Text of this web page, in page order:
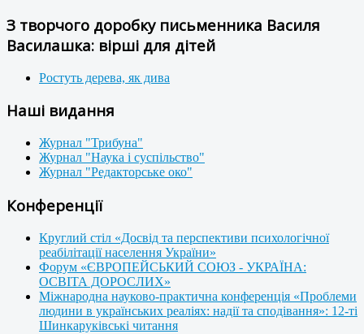
З творчого доробку письменника Василя
Василашка: вірші для дітей
Ростуть дерева, як дива
Наші видання
Журнал "Трибуна"
Журнал "Наука і суспільство"
Журнал "Редакторське око"
Конференції
Круглий стіл «Досвід та перспективи психологічної
реабілітації населення України»
Форум «ЄВРОПЕЙСЬКИЙ СОЮЗ - УКРАЇНА:
ОСВІТА ДОРОСЛИХ»
Міжнародна науково-практична конференція «Проблеми
людини в українських реаліях: надії та сподівання»: 12-ті
Шинкаруківські читання